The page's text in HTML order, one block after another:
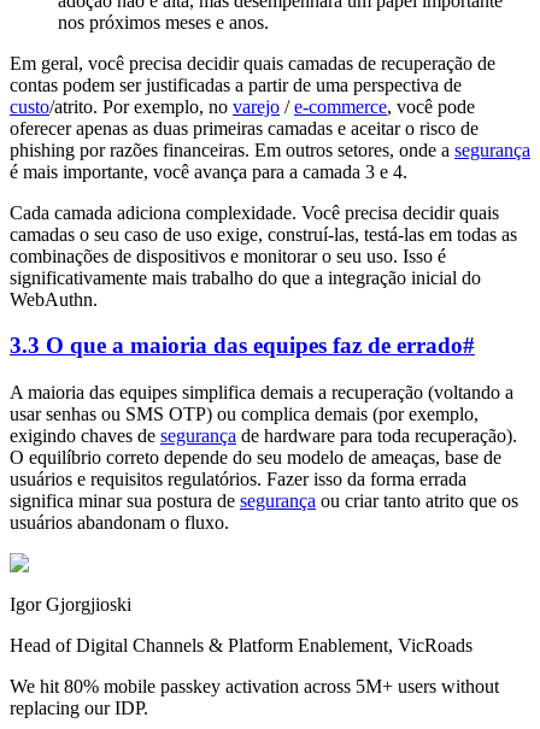
nos próximos meses e anos.
Em geral, você precisa decidir quais camadas de recuperação de
contas podem ser justificadas a partir de uma perspectiva de
custo/atrito. Por exemplo, no varejo /e-commerce, você pode
oferecer apenas as duas primeiras camadas e aceitar o risco de
phishing por razões financeiras. Em outros setores, onde a segurança
é mais importante, você avança para a camada 3 e 4.
Cada camada adiciona complexidade. Você precisa decidir quais
camadas o seu caso de uso exige, construí-las, testá-las em todas as
combinações de dispositivos e monitorar o seu uso. Isso é
significativamente mais trabalho do que a integração inicial do
WebAuthn.
3.3 O que a maioria das equipes faz de errado#
A maioria das equipes simplifica demais a recuperação (voltando a
usar senhas ou SMS OTP) ou complica demais (por exemplo,
exigindo chaves de segurança de hardware para toda recuperação).
O equilíbrio correto depende do seu modelo de ameaças, base de
usuários e requisitos regulatórios. Fazer isso da forma errada
significa minar sua postura de segurança ou criar tanto atrito que os
usuários abandonam o fluxo.
Igor Gjorgjioski
Head of Digital Channels & Platform Enablement, VicRoads
We hit 80% mobile passkey activation across 5M+ users without
replacing our IDP.